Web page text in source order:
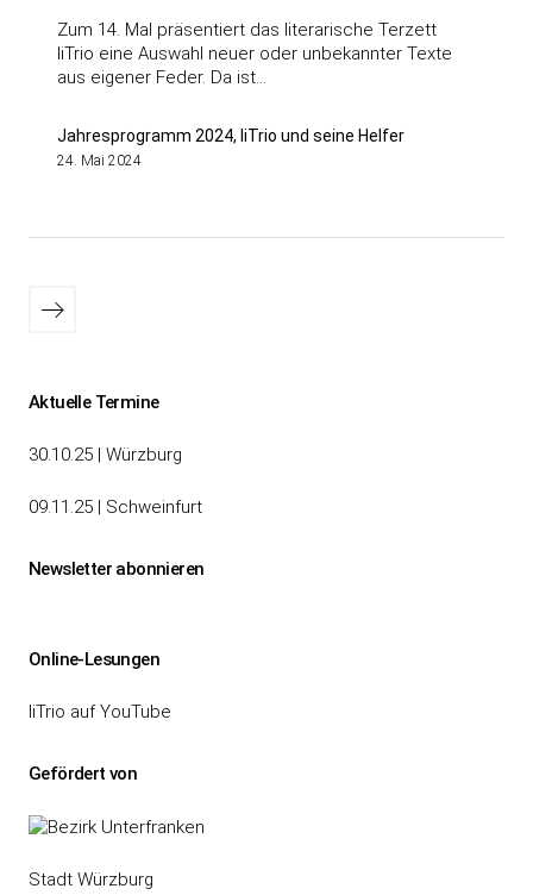
Zum 14. Mal präsentiert das literarische Terzett
liTrio eine Auswahl neuer oder unbekannter Texte
aus eigener Feder. Da ist…
Jahresprogramm 2024, liTrio und seine Helfer
24. Mai 2024
derBeiträge
Aktuelle Termine
30.10.25 | Würzburg
09.11.25 | Schweinfurt
Newsletter abonnieren
Online-Lesungen
liTrio auf YouTube
Gefördert von
Stadt Würzburg